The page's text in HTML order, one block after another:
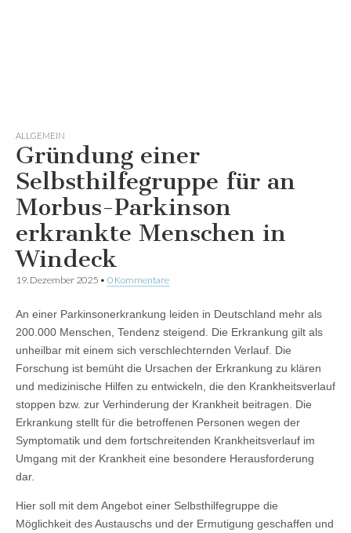
ALLGEMEIN
Gründung einer
Selbsthilfegruppe für an
Morbus-Parkinson
erkrankte Menschen in
Windeck
19. Dezember 2025 • 0 Kommentare
An einer Parkinsonerkrankung leiden in Deutschland mehr als
200.000 Menschen, Tendenz steigend. Die Erkrankung gilt als
unheilbar mit einem sich verschlechternden Verlauf. Die
Forschung ist bemüht die Ursachen der Erkrankung zu klären
und medizinische Hilfen zu entwickeln, die den Krankheitsverlauf
stoppen bzw. zur Verhinderung der Krankheit beitragen. Die
Erkrankung stellt für die betroffenen Personen wegen der
Symptomatik und dem fortschreitenden Krankheitsverlauf im
Umgang mit der Krankheit eine besondere Herausforderung
dar.
Hier soll mit dem Angebot einer Selbsthilfegruppe die
Möglichkeit des Austauschs und der Ermutigung geschaffen und